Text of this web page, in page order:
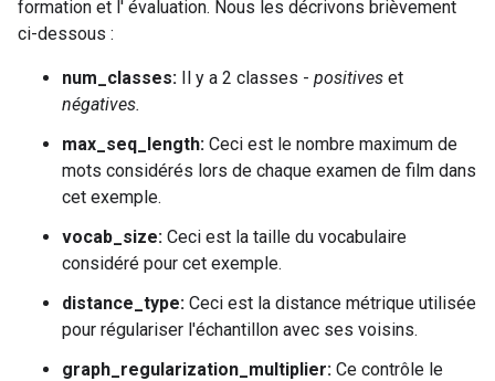
formation et l' évaluation. Nous les décrivons brièvement
ci-dessous :
num_classes: Il y a 2 classes - positives et
négatives.
max_seq_length: Ceci est le nombre maximum de
mots considérés lors de chaque examen de film dans
cet exemple.
vocab_size: Ceci est la taille du vocabulaire
considéré pour cet exemple.
distance_type: Ceci est la distance métrique utilisée
pour régulariser l'échantillon avec ses voisins.
graph_regularization_multiplier: Ce contrôle le